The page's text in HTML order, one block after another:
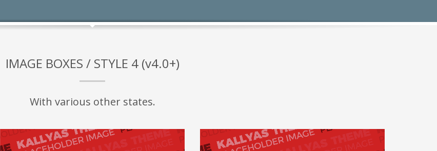
IMAGE BOXES / STYLE 4 (v4.0+)
With various other states.